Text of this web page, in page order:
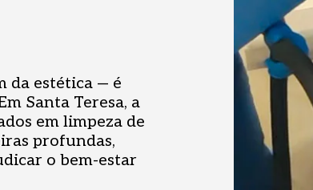
da estética — é
Santa Teresa, a
em limpeza de
profundas,
o bem-estar